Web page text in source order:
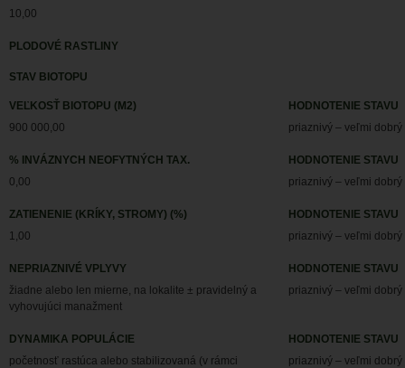
10,00
PLODOVÉ RASTLINY
STAV BIOTOPU
VEĽKOSŤ BIOTOPU (M2)
900 000,00
HODNOTENIE STAVU
priaznivý – veľmi dobrý
% INVÁZNYCH NEOFYTNÝCH TAX.
0,00
HODNOTENIE STAVU
priaznivý – veľmi dobrý
ZATIENENIE (KRÍKY, STROMY) (%)
1,00
HODNOTENIE STAVU
priaznivý – veľmi dobrý
NEPRIAZNIVÉ VPLYVY
žiadne alebo len mierne, na lokalite ± pravidelný a
vyhovujúci manažment
HODNOTENIE STAVU
priaznivý – veľmi dobrý
DYNAMIKA POPULÁCIE
početnosť rastúca alebo stabilizovaná (v rámci
HODNOTENIE STAVU
priaznivý – veľmi dobrý